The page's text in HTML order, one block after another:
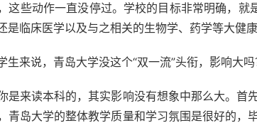
这些动作一直没停过。学校的目标非常明确，就
是临床医学以及与之相关的生物学、药学等大健
生来说，青岛大学没这个“双一流”头衔，影响大吗
是来读本科的，其实影响没有想象中那么大。首
青岛大学的整体教学质量和学习氛围是很好的，